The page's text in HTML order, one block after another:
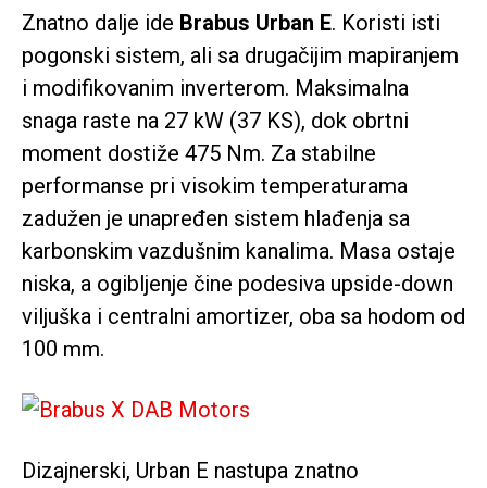
Znatno dalje ide Brabus Urban E. Koristi isti
pogonski sistem, ali sa drugačijim mapiranjem
i modifikovanim inverterom. Maksimalna
snaga raste na 27 kW (37 KS), dok obrtni
moment dostiže 475 Nm. Za stabilne
performanse pri visokim temperaturama
zadužen je unapređen sistem hlađenja sa
karbonskim vazdušnim kanalima. Masa ostaje
niska, a ogibljenje čine podesiva upside-down
viljuška i centralni amortizer, oba sa hodom od
100 mm.
Dizajnerski, Urban E nastupa znatno